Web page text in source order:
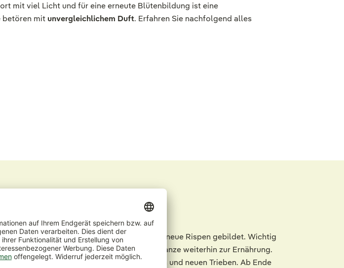
mit viel Licht und für eine erneute Blütenbildung ist eine
betören mit unvergleichlichem Duft. Erfahren Sie nachfolgend alles
aus den neuen Speicherorganen werden neue Rispen gebildet. Wichtig
wird, denn der alte Trieb dient der Pflanze weiterhin zur Ernährung.
Ruhezeit dient der Neuanlage von Knospen und neuen Trieben. Ab Ende